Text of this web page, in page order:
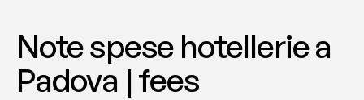
Note spese hotellerie a
Padova | fees